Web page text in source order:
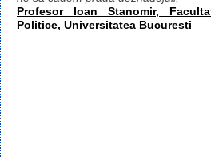
Profesor Ioan Stanomir,
Politice, Universitatea Bucuresti